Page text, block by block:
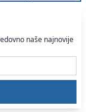
naše najnovije